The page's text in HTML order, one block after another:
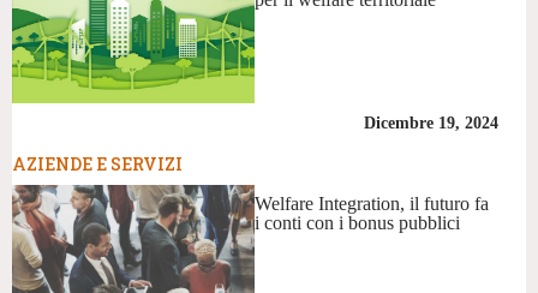
Dicembre 19, 2024
AZIENDE E SERVIZI
Welfare Integration, il futuro fa
i conti con i bonus pubblici